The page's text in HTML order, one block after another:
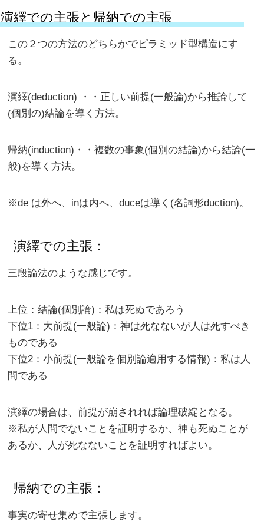
演繹での主張と帰納での主張
この２つの方法のどちらかでピラミッド型構造にす
る。
演繹(deduction) ・・正しい前提(一般論)から推論して
(個別の)結論を導く方法。
帰納(induction)・・複数の事象(個別の結論)から結論(一
般)を導く方法。
※de は外へ、inは内へ、duceは導く(名詞形duction)。
演繹での主張：
三段論法のような感じです。
上位：結論(個別論)：私は死ぬであろう
下位1：大前提(一般論)：神は死なないが人は死すべき
ものである
下位2：小前提(一般論を個別論適用する情報)：私は人
間である
演繹の場合は、前提が崩されれば論理破綻となる。
※私が人間でないことを証明するか、神も死ぬことが
あるか、人が死なないことを証明すればよい。
帰納での主張：
事実の寄せ集めで主張します。